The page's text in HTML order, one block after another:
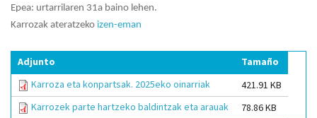
Epea: urtarrilaren 31a baino lehen.
Karrozak ateratzeko izen-eman
Adjunto
Tamaño
Karroza eta konpartsak. 2025eko oinarriak
421.91 KB
Karrozek parte hartzeko baldintzak eta arauak
78.86 KB